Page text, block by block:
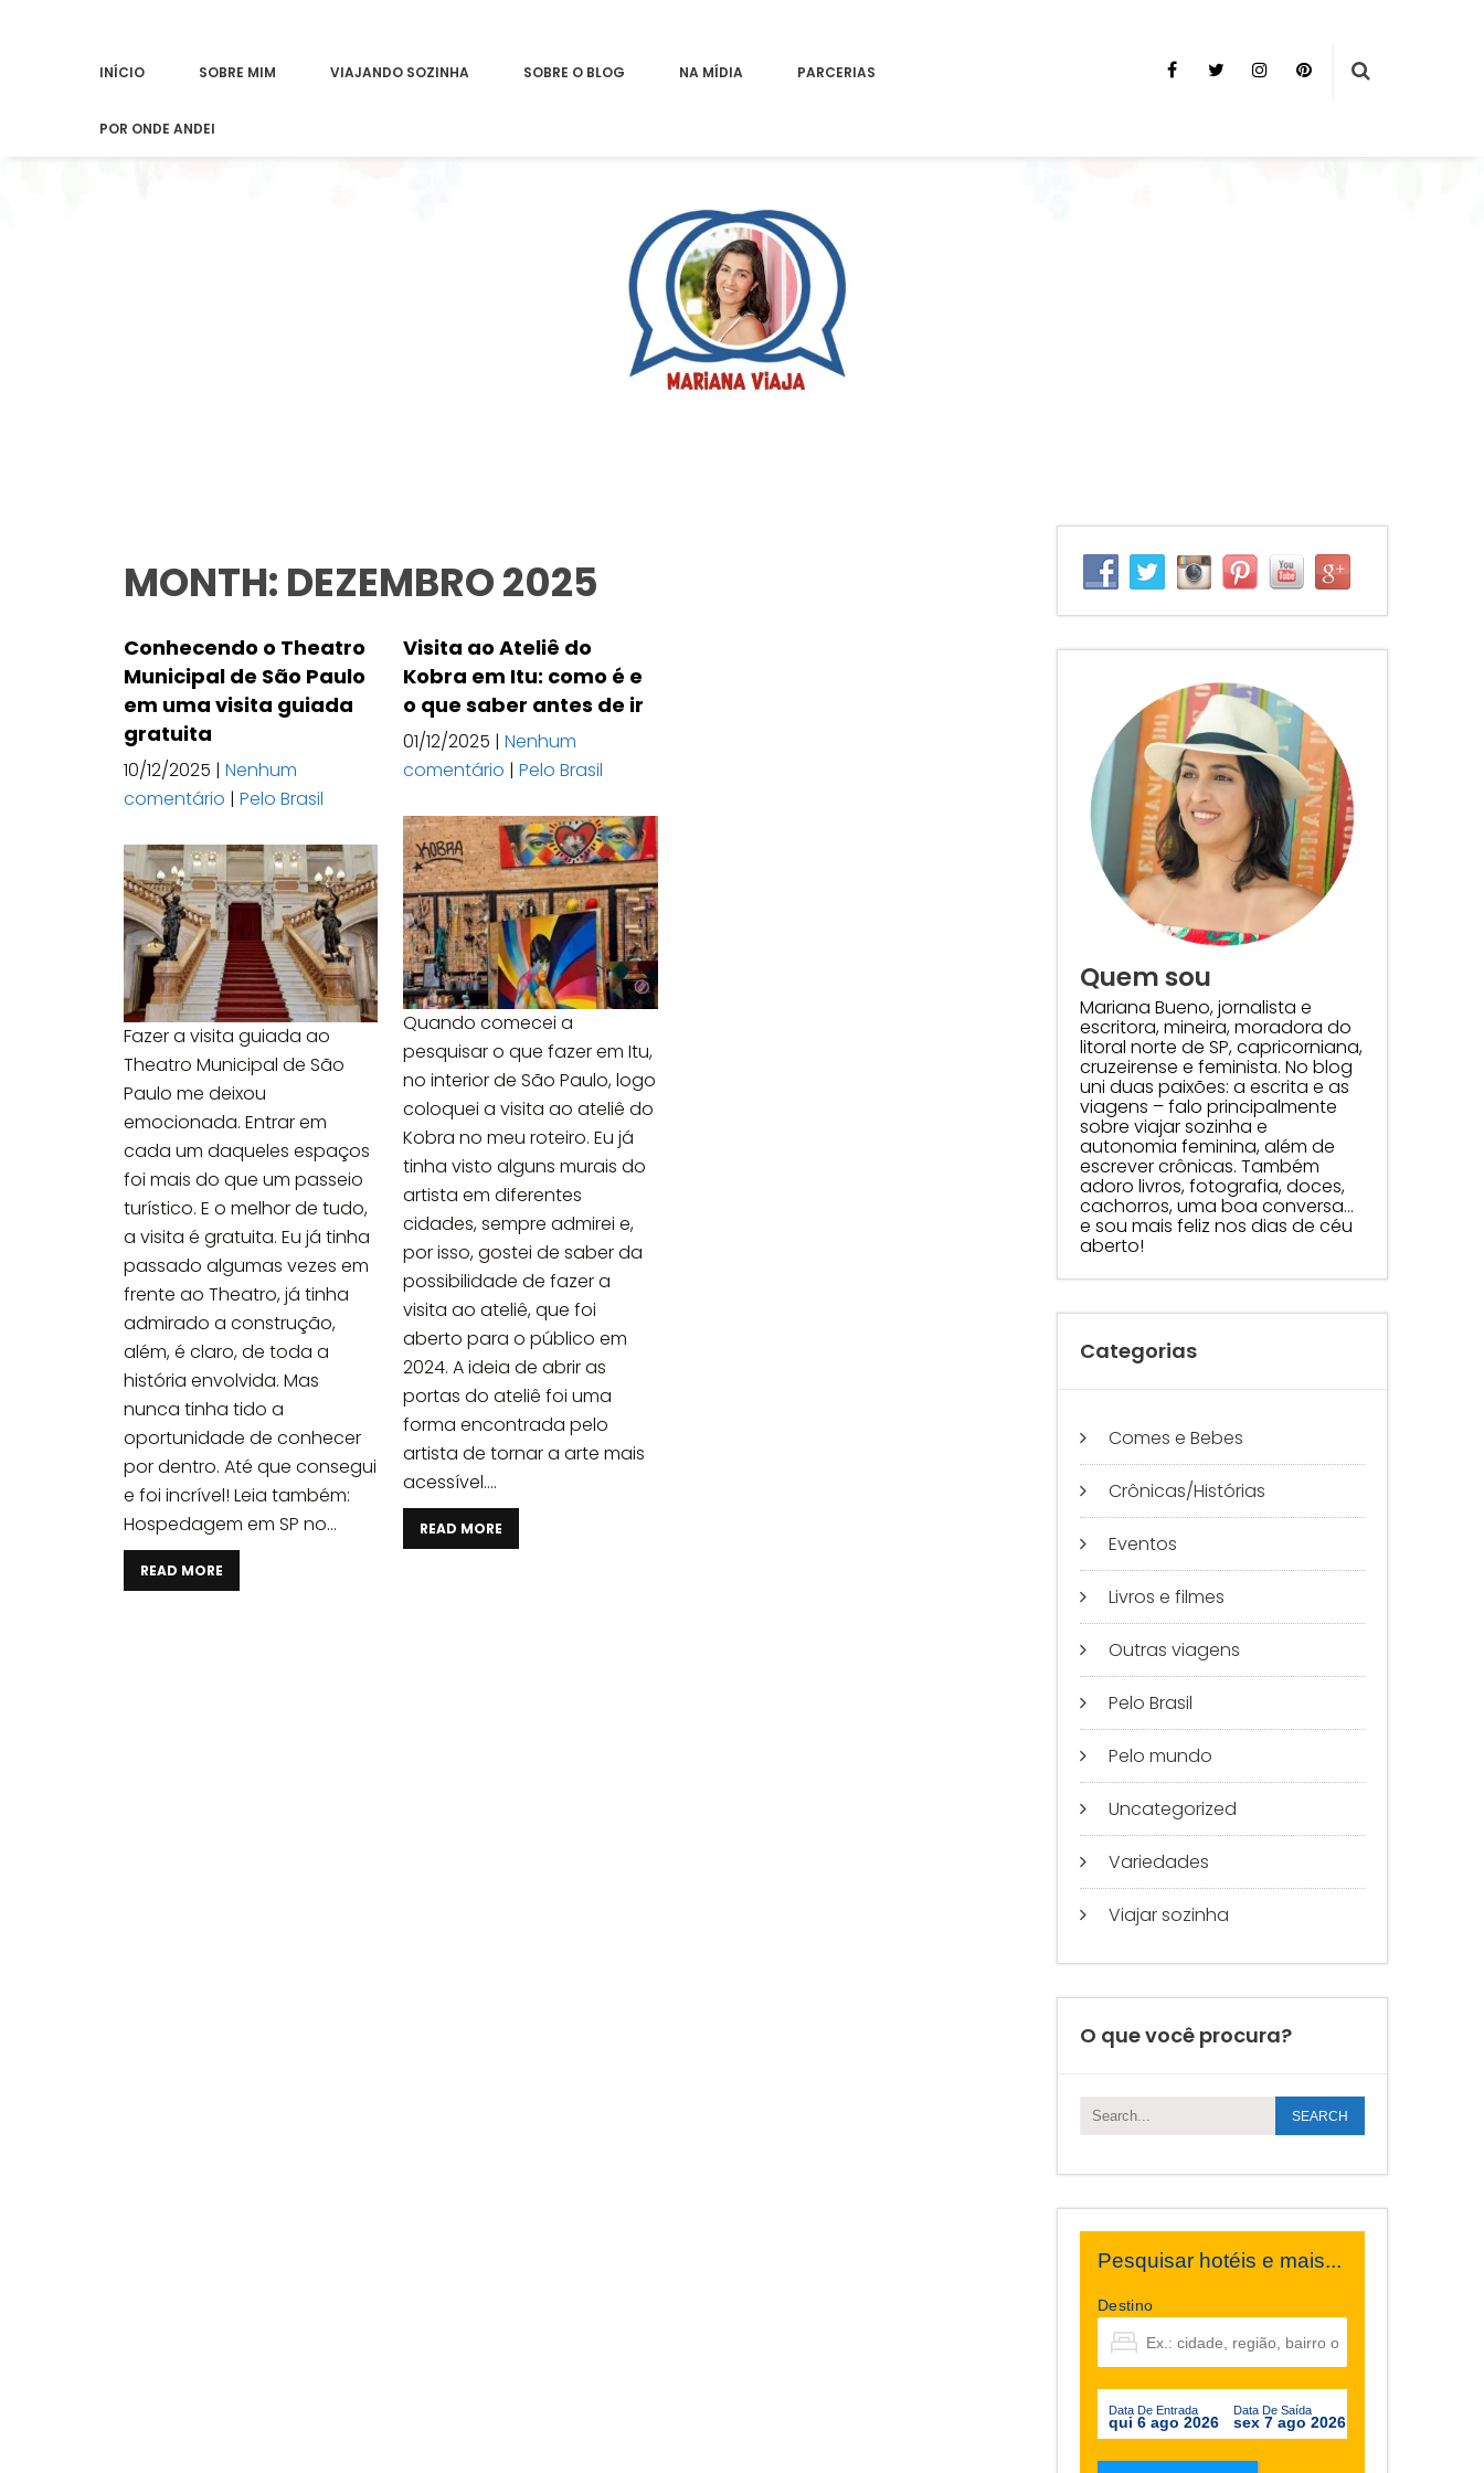
INÍCIO SOBRE MIM VIAJANDO SOZINHA SOBRE O BLOG NA MÍDIA PARCERIAS
POR ONDE ANDEI
MONTH: DEZEMBRO 2025
Conhecendo o Theatro
Municipal de São Paulo
em uma visita guiada
gratuita
10/12/2025 | Nenhum
comentário | Pelo Brasil
Fazer a visita guiada ao
Theatro Municipal de São
Paulo me deixou
emocionada. Entrar em
cada um daqueles espaços
foi mais do que um passeio
turístico. E o melhor de tudo,
a visita é gratuita. Eu já tinha
passado algumas vezes em
frente ao Theatro, já tinha
admirado a construção,
além, é claro, de toda a
história envolvida. Mas
nunca tinha tido a
oportunidade de conhecer
por dentro. Até que consegui
e foi incrível! Leia também:
Hospedagem em SP no...
READ MORE
Visita ao Ateliê do
Kobra em Itu: como é e
o que saber antes de ir
01/12/2025 |Nenhum
comentário |Pelo Brasil
Quando comecei a
pesquisar o que fazer em Itu,
no interior de São Paulo, logo
coloquei a visita ao ateliê do
Kobra no meu roteiro. Eu já
tinha visto alguns murais do
artista em diferentes
cidades, sempre admirei e,
por isso, gostei de saber da
possibilidade de fazer a
visita ao ateliê, que foi
aberto para o público em
2024. A ideia de abrir as
portas do ateliê foi uma
forma encontrada pelo
artista de tornar a arte mais
acessível....
READ MORE
Quem sou
Mariana Bueno, jornalista e
escritora, mineira, moradora do
litoral norte de SP, capricorniana,
cruzeirense e feminista. No blog
uni duas paixões: a escrita e as
viagens – falo principalmente
sobre viajar sozinha e
autonomia feminina, além de
escrever crônicas. Também
adoro livros, fotografia, doces,
cachorros, uma boa conversa…
e sou mais feliz nos dias de céu
aberto!
Categorias
Comes e Bebes
Crônicas/Histórias
Eventos
Livros e filmes
Outras viagens
Pelo Brasil
Pelo mundo
Uncategorized
Variedades
Viajar sozinha
O que você procura?
Pesquisar hotéis e mais...
Destino
Data De Entrada
qui 6 ago 2026
Data De Saída
sex 7 ago 2026